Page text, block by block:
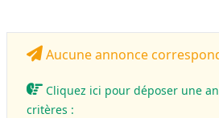
Aucune annonce
Cliquez ici pour déposer une
critères :